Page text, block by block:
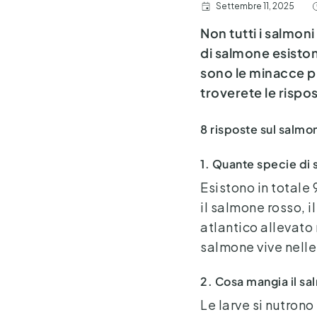
Settembre 11, 2025
Non tutti i
di salmone
sono le minacce
troverete le
8 risposte sul
1. Quante specie di
Esistono in totale
il salmone rosso,
atlantico allevato
salmone vive
2. Cosa mangia il
Le larve si